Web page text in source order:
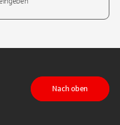
auf LinkedIn
Nach oben